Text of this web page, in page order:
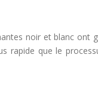
noir et blanc ont
rapide que le